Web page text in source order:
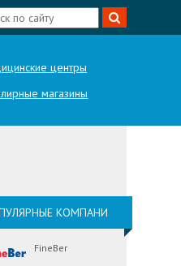
центры
магазины
КОМПАНИ
FineBer